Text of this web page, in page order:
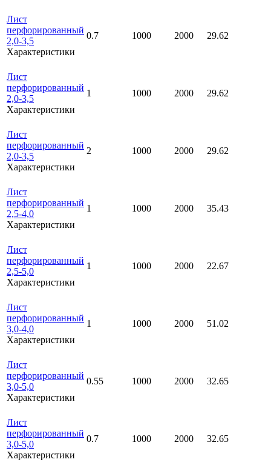
Лист
перфорированный
2,0-3,5
Характеристики
0.7 1000 2000 29.62
Лист
перфорированный
2,0-3,5
Характеристики
1 1000 2000 29.62
Лист
перфорированный
2,0-3,5
Характеристики
2 1000 2000 29.62
Лист
перфорированный
2,5-4,0
Характеристики
1 1000 2000 35.43
Лист
перфорированный
2,5-5,0
Характеристики
1 1000 2000 22.67
Лист
перфорированный
3,0-4,0
Характеристики
1 1000 2000 51.02
Лист
перфорированный
3,0-5,0
Характеристики
0.55 1000 2000 32.65
Лист
перфорированный
3,0-5,0
Характеристики
0.7 1000 2000 32.65